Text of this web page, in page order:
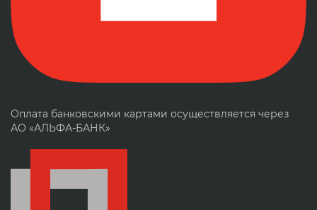
Оплата банковскими картами осуществляется через
АО «АЛЬФА-БАНК»